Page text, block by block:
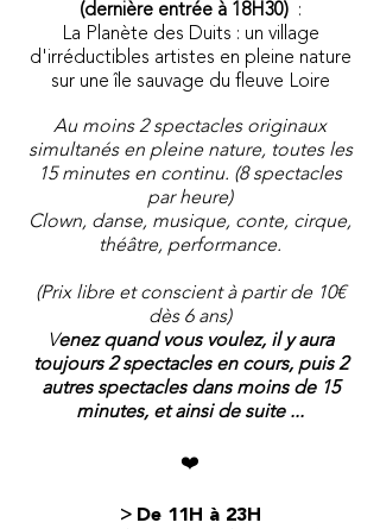
(dernière entrée à 18H30) :
La Planète des Duits : un village
d'irréductibles artistes en pleine nature
sur une île sauvage du fleuve Loire
Au moins 2 spectacles originaux
simultanés en pleine nature, toutes les
15 minutes en continu. (8 spectacles
par heure)
Clown, danse, musique, conte, cirque,
théâtre, performance.
(Prix libre et conscient à partir de 10€
dès 6 ans)
Venez quand vous voulez, il y aura
toujours 2 spectacles en cours, puis 2
autres spectacles dans moins de 15
minutes, et ainsi de suite ...
​❤️
> De 11H à 23H